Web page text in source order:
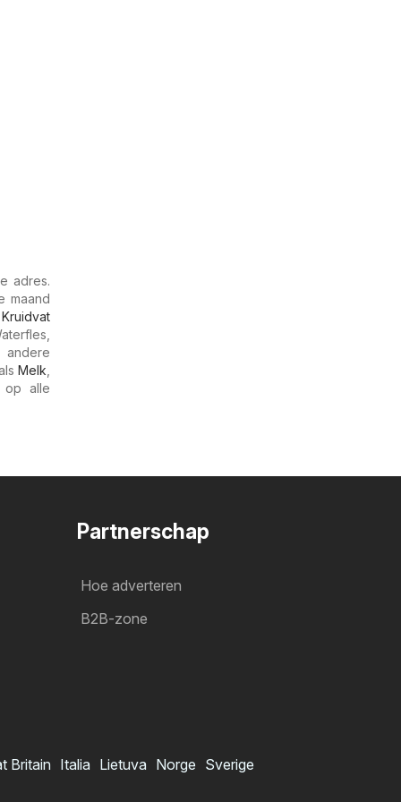
adres.
maand
Kruidvat
Melk
op alle
Partnerschap
Hoe adverteren
B2B-zone
Britain Italia Lietuva Norge Sverige